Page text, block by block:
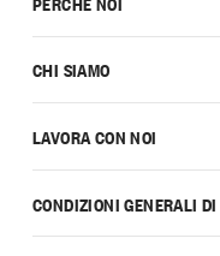
CHI SIAMO
LAVORA CON NOI
CONDIZIONI GENERALI